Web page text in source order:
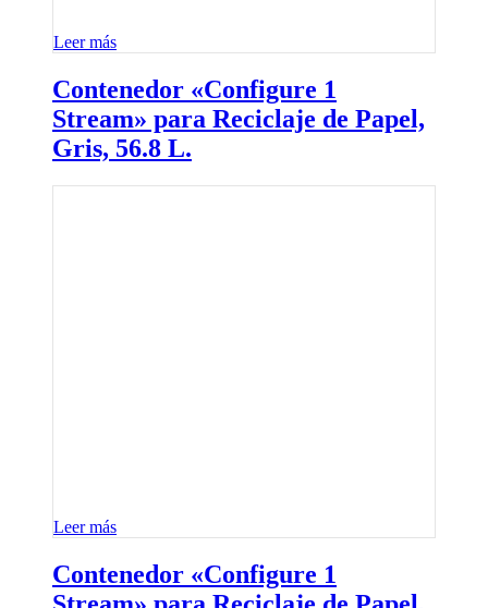
Leer más
Contenedor «Configure 1
Stream» para Reciclaje de Papel,
Gris, 56.8 L.
Leer más
Contenedor «Configure 1